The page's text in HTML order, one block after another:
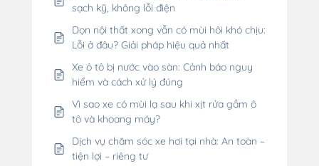
sạch kỹ, không lỗi điện
Dọn nội thất xong vẫn có mùi hôi khó chịu:
Lỗi ở đâu? Giải pháp hiệu quả nhất
Xe ô tô bị nước vào sàn: Cảnh báo nguy
hiểm và cách xử lý đúng
Vì sao xe có mùi lạ sau khi xịt rửa gầm ô
tô và khoang máy?
Dịch vụ chăm sóc xe hơi tại nhà: An toàn –
tiện lợi – riêng tư